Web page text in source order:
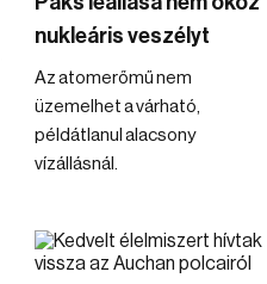
nukleáris veszélyt
Az atomerőmű nem
üzemelhet a várható,
példátlanul alacsony
vízállásnál.